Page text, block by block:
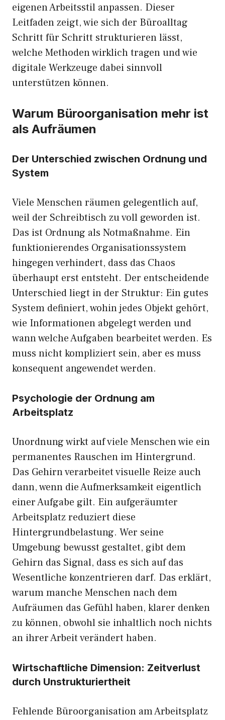
eigenen Arbeitsstil anpassen. Dieser
Leitfaden zeigt, wie sich der Büroalltag
Schritt für Schritt strukturieren lässt,
welche Methoden wirklich tragen und wie
digitale Werkzeuge dabei sinnvoll
unterstützen können.
Warum Büroorganisation mehr ist
als Aufräumen
Der Unterschied zwischen Ordnung und
System
Viele Menschen räumen gelegentlich auf,
weil der Schreibtisch zu voll geworden ist.
Das ist Ordnung als Notmaßnahme. Ein
funktionierendes Organisationssystem
hingegen verhindert, dass das Chaos
überhaupt erst entsteht. Der entscheidende
Unterschied liegt in der Struktur: Ein gutes
System definiert, wohin jedes Objekt gehört,
wie Informationen abgelegt werden und
wann welche Aufgaben bearbeitet werden. Es
muss nicht kompliziert sein, aber es muss
konsequent angewendet werden.
Psychologie der Ordnung am
Arbeitsplatz
Unordnung wirkt auf viele Menschen wie ein
permanentes Rauschen im Hintergrund.
Das Gehirn verarbeitet visuelle Reize auch
dann, wenn die Aufmerksamkeit eigentlich
einer Aufgabe gilt. Ein aufgeräumter
Arbeitsplatz reduziert diese
Hintergrundbelastung. Wer seine
Umgebung bewusst gestaltet, gibt dem
Gehirn das Signal, dass es sich auf das
Wesentliche konzentrieren darf. Das erklärt,
warum manche Menschen nach dem
Aufräumen das Gefühl haben, klarer denken
zu können, obwohl sie inhaltlich noch nichts
an ihrer Arbeit verändert haben.
Wirtschaftliche Dimension: Zeitverlust
durch Unstrukturiertheit
Fehlende Büroorganisation am Arbeitsplatz